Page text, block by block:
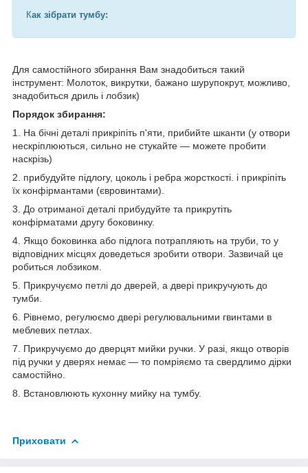
Как зібрати тумбу:
Для самостійного збирання Вам знадобиться такий
інструмент: Молоток, викрутки, бажано шурупокрут, можливо,
знадобиться дриль і лобзик)
Порядок збирання:
1. На бічні деталі прикріпіть п'яти, прибийте шканти (у отвори
нескріплюються, сильно не стукайте — можете пробити
наскрізь)
2. прибудуйте підлогу, цоколь і ребра жорсткості. і прикріпіть
їх конфірмантами (євровинтами).
3. До отриманої деталі прибудуйте та прикрутіть
конфірматами другу боковинку.
4. Якщо боковинка або підлога потрапляють на труби, то у
відповідних місцях доведеться зробити отвори. Зазвичай це
робиться лобзиком.
5. Прикручуємо петлі до дверей, а двері прикручують до
тумби.
6. Рівнемо, регулюємо двері регулювальними гвинтами в
меблевих петлах.
7. Прикручуємо до дверцят мийки ручки. У разі, якщо отворів
під ручки у дверях немає — то помріяємо та свердлимо дірки
самостійно.
8. Встановлюють кухонну мийку на тумбу.
Приховати